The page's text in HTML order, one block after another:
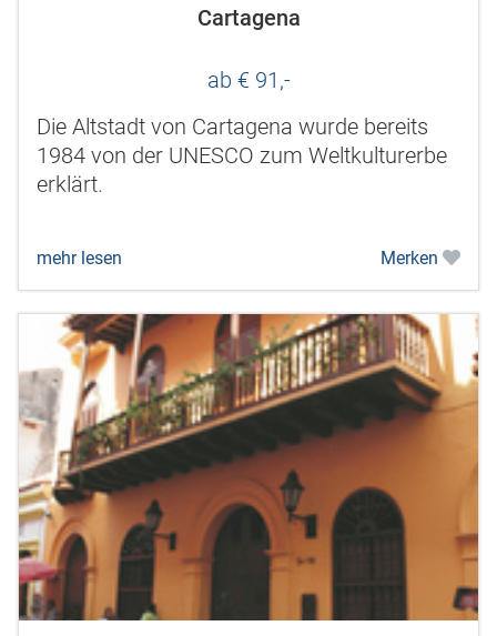
Cartagena
ab € 91,-
Die Altstadt von Cartagena wurde bereits
1984 von der UNESCO zum Weltkulturerbe
erklärt.
mehr lesen Merken